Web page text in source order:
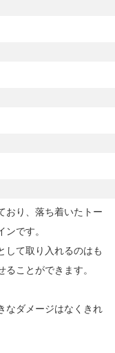
おり、落ち着いたトー
です。
して取り入れるのはも
ことができます。
なダメージはなくきれ